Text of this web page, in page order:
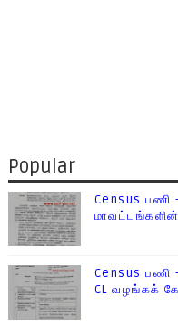
Popular
Census பணி -
மாவட்டங்களின்
Census பணி
CL வழங்கக்